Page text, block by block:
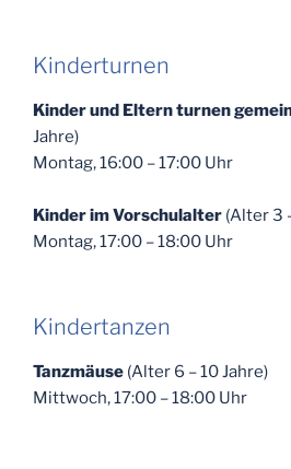
Kinderturnen
Kinder und Eltern turnen
Jahre)
Montag, 16:00 – 17:00 Uhr
Kinder im Vorschulalter (Alter 3
Montag, 17:00 – 18:00 Uhr
Kindertanzen
Tanzmäuse (Alter 6 – 10 Jahre)
Mittwoch, 17:00 – 18:00 Uhr